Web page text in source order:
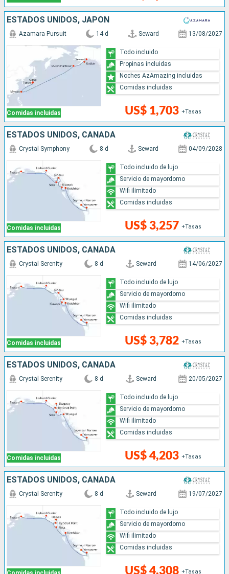
ESTADOS UNIDOS, JAPÓN
Comidas incluidas
Azamara Pursuit 14 d Seward 13/08/2027
US$ 1,703 +Tasas
Todo incluido
Propinas incluidas
Noches AzAmazing incluidas
Comidas incluidas
ESTADOS UNIDOS, CANADÁ
Comidas incluidas
Crystal Symphony 8 d Seward 04/09/2028
US$ 3,257 +Tasas
Todo incluido de lujo
Servicio de mayordomo
Wifi ilimitado
Comidas incluidas
ESTADOS UNIDOS, CANADÁ
Comidas incluidas
Crystal Serenity 8 d Seward 14/06/2027
US$ 3,782 +Tasas
Todo incluido de lujo
Servicio de mayordomo
Wifi ilimitado
Comidas incluidas
ESTADOS UNIDOS, CANADÁ
Comidas incluidas
Crystal Serenity 8 d Seward 20/05/2027
US$ 4,203 +Tasas
Todo incluido de lujo
Servicio de mayordomo
Wifi ilimitado
Comidas incluidas
ESTADOS UNIDOS, CANADÁ
Crystal Serenity 8 d Seward 19/07/2027
US$ 4,308 +Tasas
Todo incluido de lujo
Servicio de mayordomo
Wifi ilimitado
Comidas incluidas